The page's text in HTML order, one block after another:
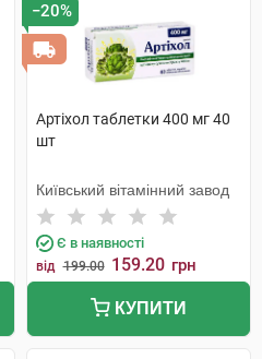
−20%
Артіхол таблетки 400 мг 40
шт
Київський вітамінний завод
Є в наявності
від 199.00 159.20 грн
КУПИТИ